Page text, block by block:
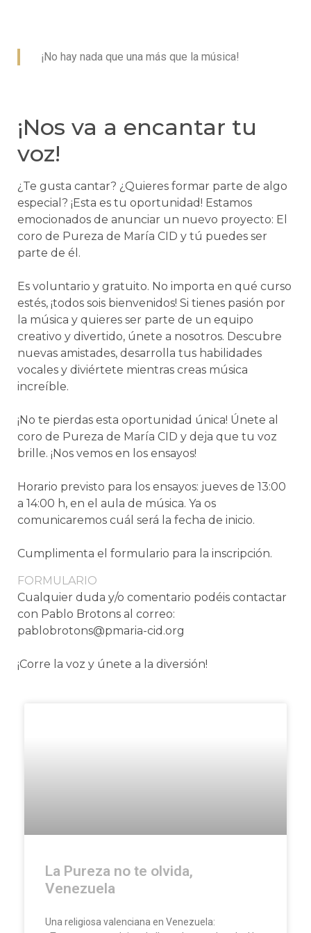
¡No hay nada que una más que la música!
¡Nos va a encantar tu
voz!
¿Te gusta cantar? ¿Quieres formar parte de algo
especial? ¡Esta es tu oportunidad! Estamos
emocionados de anunciar un nuevo proyecto: El
coro de Pureza de María CID y tú puedes ser
parte de él.
Es voluntario y gratuito. No importa en qué curso
estés, ¡todos sois bienvenidos! Si tienes pasión por
la música y quieres ser parte de un equipo
creativo y divertido, únete a nosotros. Descubre
nuevas amistades, desarrolla tus habilidades
vocales y diviértete mientras creas música
increíble.
¡No te pierdas esta oportunidad única! Únete al
coro de Pureza de María CID y deja que tu voz
brille. ¡Nos vemos en los ensayos!
Horario previsto para los ensayos: jueves de 13:00
a 14:00 h, en el aula de música. Ya os
comunicaremos cuál será la fecha de inicio.
Cumplimenta el formulario para la inscripción.
FORMULARIO
Cualquier duda y/o comentario podéis contactar
con Pablo Brotons al correo:
pablobrotons@pmaria-cid.org
¡Corre la voz y únete a la diversión!
La Pureza no te olvida,
Venezuela
Una religiosa valenciana en Venezuela: